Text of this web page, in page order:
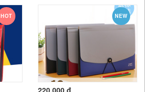
HOT NEW
220,000 đ